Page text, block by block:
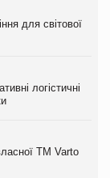
для світової
логістичні
ТМ Varto
ТМ Varto
паучі
для світової